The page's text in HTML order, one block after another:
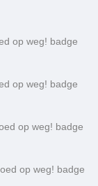
op weg! badge
op weg! badge
op weg! badge
op weg! badge